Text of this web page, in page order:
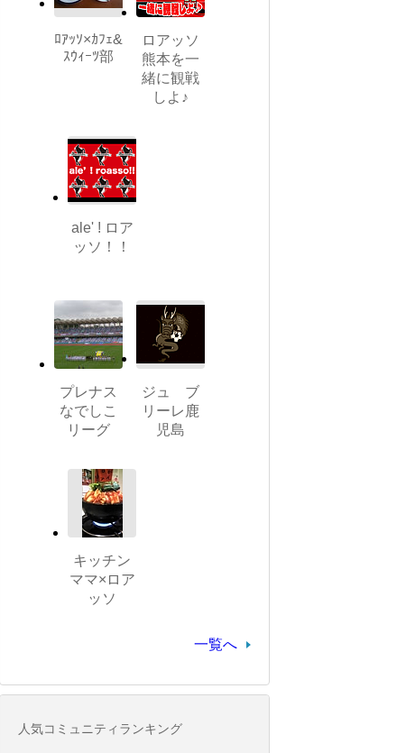
ﾛｱｯｿ×ｶﾌｪ&
ｽｳｨｰﾂ部
ロアッソ
熊本を一
緒に観戦
しよ♪
ale' ! ロア
ッソ！！
プレナス
なでしこ
リーグ
ジュ ブ
リーレ鹿
児島
キッチン
ママ×ロア
ッソ
一覧へ
人気コミュニティランキング